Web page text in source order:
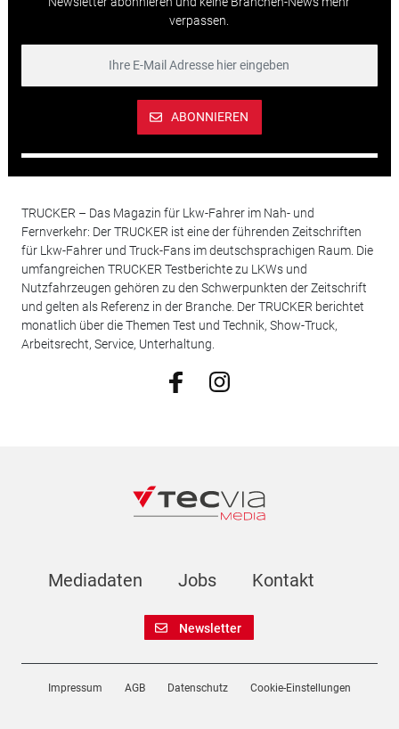
verpassen.
ABONNIEREN
TRUCKER – Das Magazin für Lkw-Fahrer im Nah- und
Fernverkehr: Der TRUCKER ist eine der führenden Zeitschriften
für Lkw-Fahrer und Truck-Fans im deutschsprachigen Raum. Die
umfangreichen TRUCKER Testberichte zu LKWs und
Nutzfahrzeugen gehören zu den Schwerpunkten der Zeitschrift
und gelten als Referenz in der Branche. Der TRUCKER berichtet
monatlich über die Themen Test und Technik, Show-Truck,
Arbeitsrecht, Service, Unterhaltung.
Mediadaten Jobs Kontakt
Newsletter
Impressum AGB Datenschutz Cookie-Einstellungen